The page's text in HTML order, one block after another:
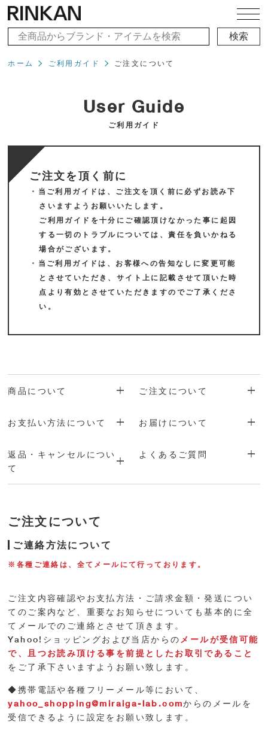
ホーム ご利用ガイド ご注文について
User Guide
ご利用ガイド
ご注文を頂く前に
・当ご利用ガイドは、ご注文を頂く前に必ずお読み下
さいますようお願いいたします。
ご利用ガイドを十分にご確認頂けなかった事に起因
する一切のトラブルについては、責任を負いかねる
場合がございます。
・当ご利用ガイドは、お客様への告知なしに変更可能
とさせていただき、サイト上に記載させて頂いた時
点より有効とさせていただきますのでご了承くださ
い。
商品について ご注文について
お支払い方法について お届けについて
返品・キャンセルについ
て
よくあるご質問
ご注文について
ご連絡方法について
※各種ご連絡は、全てメールにて行っております。
ご注文内容確認やお支払方法・ご請求金額・発送につい
てのご案内など、重要なお知らせについても基本的に全
てメールでのご連絡とさせて頂きます。
Yahoo!ショッピングおよび当店からの メールが受信可能
で、且つお読み頂ける事を前提としたお取引であること
をご了承下さいますようお願い致します。
◆携帯電話や各種フリーメール等において、
yahoo_shopping@miraiga-lab.comからのメールを
受信できるように設定をお願い致します。